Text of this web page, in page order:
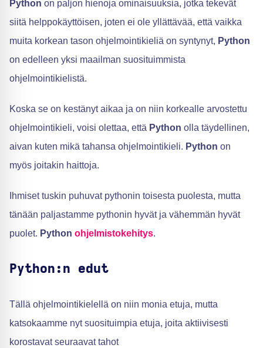
Python on paljon hienoja ominaisuuksia, jotka tekevät
siitä helppokäyttöisen, joten ei ole yllättävää, että vaikka
muita korkean tason ohjelmointikieliä on syntynyt, Python
on edelleen yksi maailman suosituimmista
ohjelmointikielistä.
Koska se on kestänyt aikaa ja on niin korkealle arvostettu
ohjelmointikieli, voisi olettaa, että Python olla täydellinen,
aivan kuten mikä tahansa ohjelmointikieli. Python on
myös joitakin haittoja.
Ihmiset tuskin puhuvat pythonin toisesta puolesta, mutta
tänään paljastamme pythonin hyvät ja vähemmän hyvät
puolet. Python ohjelmistokehitys.
Python:n edut
Tällä ohjelmointikielellä on niin monia etuja, mutta
katsokaamme nyt suosituimpia etuja, joita aktiivisesti
korostavat seuraavat tahot